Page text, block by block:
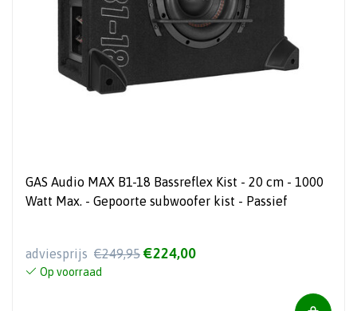
GAS Audio MAX B1-18 Bassreflex Kist - 20 cm - 1000
Watt Max. - Gepoorte subwoofer kist - Passief
adviesprijs €249,95 €224,00
Op voorraad